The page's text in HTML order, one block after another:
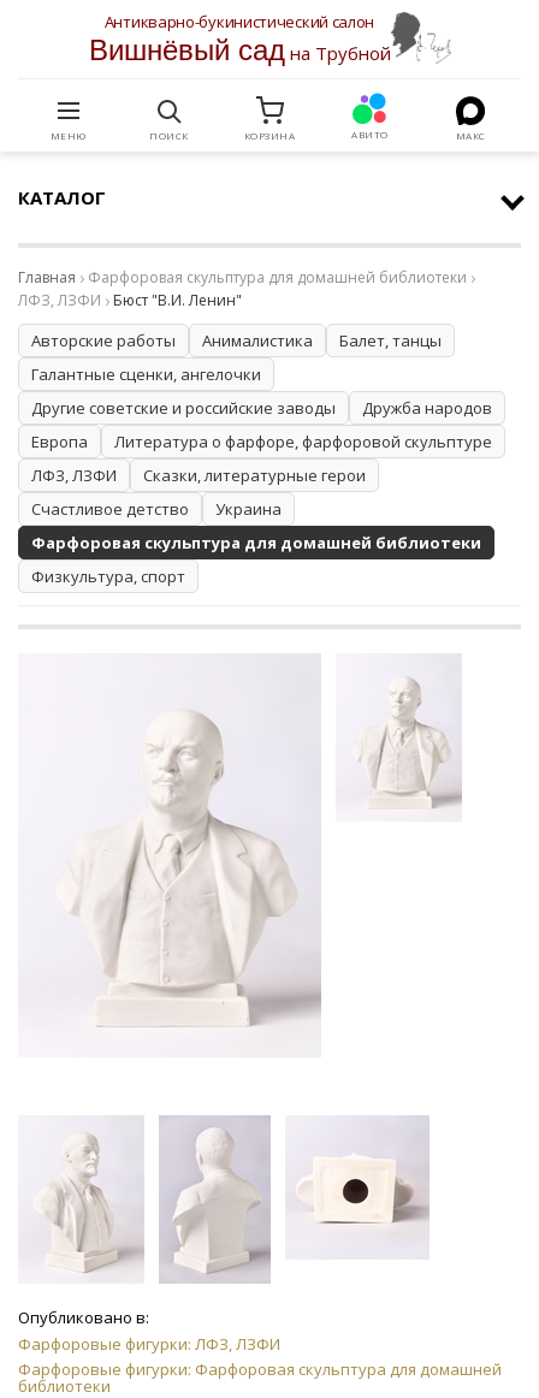
Антикварно-букинистический салон
Вишнёвый садна Трубной
МЕНЮ ПОИСК КОРЗИНА АВИТО МАКС
КАТАЛОГ
Главная
Фарфоровая скульптура для домашней библиотеки
ЛФЗ, ЛЗФИ
Бюст "В.И. Ленин"
Авторские работы Анималистика
Балет, танцы
Галантные сценки, ангелочки
Другие советские и российские заводы
Дружба народов
Европа
Литература о фарфоре, фарфоровой скульптуре
ЛФЗ, ЛЗФИ
Сказки, литературные герои
Счастливое детство
Украина
Фарфоровая скульптура для домашней библиотеки
Физкультура, спорт
Опубликовано в:
Фарфоровые фигурки: ЛФЗ, ЛЗФИ
Фарфоровые фигурки: Фарфоровая скульптура для домашней
библиотеки